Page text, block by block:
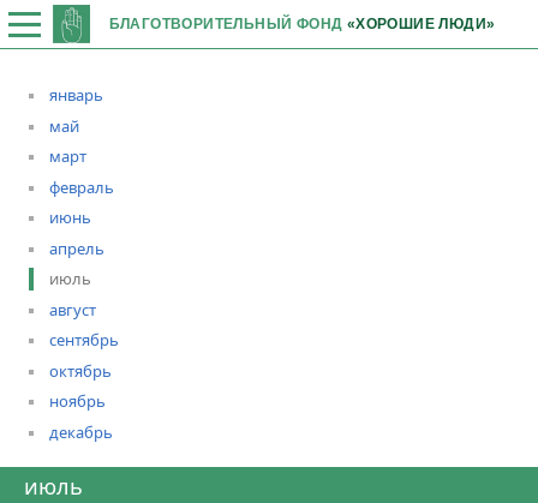
БЛАГОТВОРИТЕЛЬНЫЙ ФОНД «ХОРОШИЕ ЛЮДИ»
январь
май
март
февраль
июнь
апрель
июль
август
сентябрь
октябрь
ноябрь
декабрь
июль